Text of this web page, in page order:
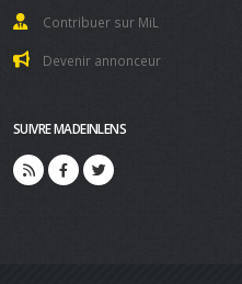
Contribuer sur MiL
Devenir annonceur
SUIVRE MADEINLENS